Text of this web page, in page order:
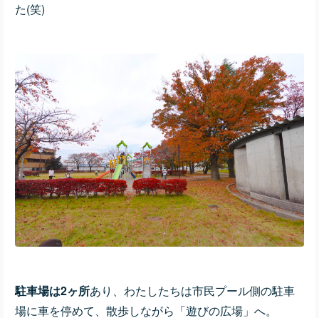
た(笑)
駐車場は2ヶ所あり、わたしたちは市民プール側の駐車
場に車を停めて、散歩しながら「遊びの広場」へ。